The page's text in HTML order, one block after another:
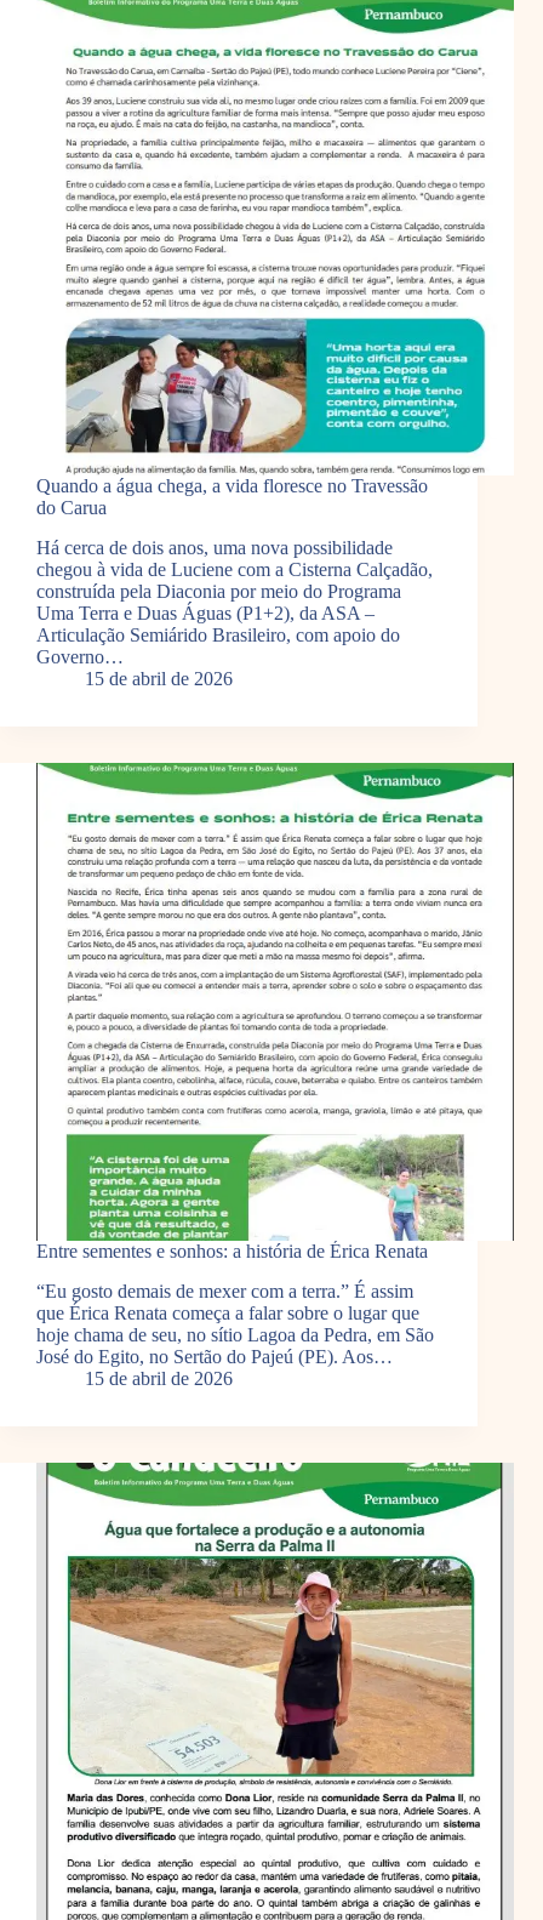
Quando a água chega, a vida floresce no Travessão
do Carua
Há cerca de dois anos, uma nova possibilidade
chegou à vida de Luciene com a Cisterna Calçadão,
construída pela Diaconia por meio do Programa
Uma Terra e Duas Águas (P1+2), da ASA –
Articulação Semiárido Brasileiro, com apoio do
Governo…
15 de abril de 2026
Entre sementes e sonhos: a história de Érica Renata
“Eu gosto demais de mexer com a terra.” É assim
que Érica Renata começa a falar sobre o lugar que
hoje chama de seu, no sítio Lagoa da Pedra, em São
José do Egito, no Sertão do Pajeú (PE). Aos…
15 de abril de 2026